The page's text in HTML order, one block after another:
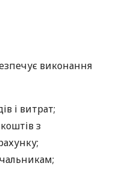
виконання
і витрат;
з